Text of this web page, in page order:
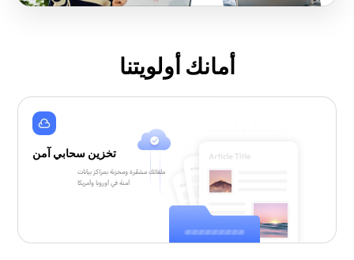
أمانك أولويتنا
تخزين سحابي آمن
ملفاتك مشفّرة ومخزنة بمراكز بيانات
آمنة في أوروبا وأمريكا